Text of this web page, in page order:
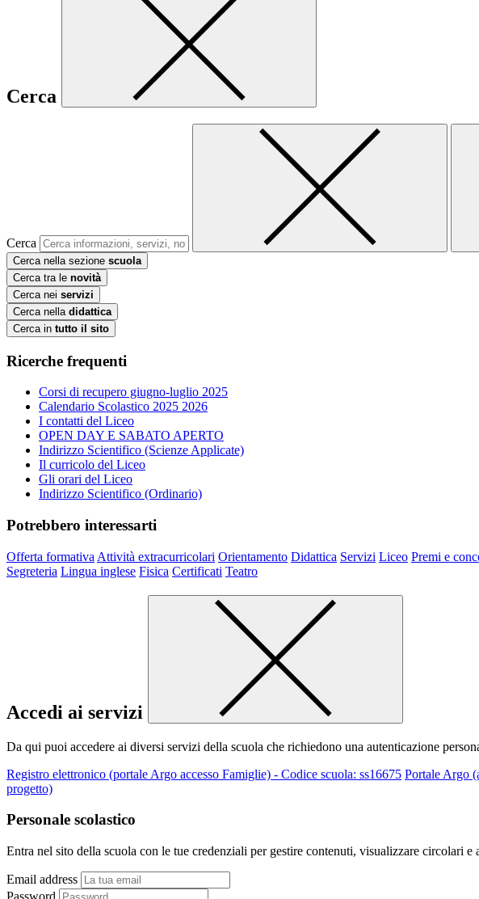
Cerca
Cerca
Cerca nella sezione scuola
Cerca tra le novità
Cerca nei servizi
Cerca nella didattica
Cerca in tutto il sito
Ricerche frequenti
Corsi di recupero giugno-luglio 2025
Calendario Scolastico 2025 2026
I contatti del Liceo
OPEN DAY E SABATO APERTO
Indirizzo Scientifico (Scienze Applicate)
Il curricolo del Liceo
Gli orari del Liceo
Indirizzo Scientifico (Ordinario)
Potrebbero interessarti
Offerta formativa Attività extracurricolari Orientamento Didattica Servizi Liceo Premi e
Segreteria Lingua inglese Fisica Certificati Teatro
Accedi ai servizi
Da qui puoi accedere ai diversi servizi della scuola che richiedono una autenticazione
Registro elettronico (portale Argo accesso Famiglie) - Codice scuola: ss16675 Portale Argo
progetto)
Personale scolastico
Entra nel sito della scuola con le tue credenziali per gestire contenuti, visualizzare circolari e
Email address
Password